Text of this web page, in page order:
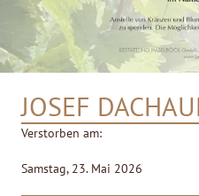
JOSEF
Verstorben am:
Samstag, 23. Mai 2026